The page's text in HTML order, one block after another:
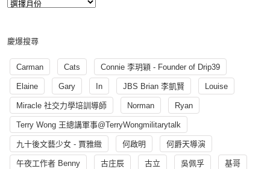
慶爆搜尋
Carman Cats Connie 李玥穎 - Founder of Drip39
Elaine Gary In JBS Brian 李凱賢 Louise
Miracle 社交力學培訓導師 Norman Ryan
Terry Wong 王總講軍事@TerryWongmilitarytalk
九十後文藝少女 - 賈雅緻 何啟明 何爵天導演
午夜工作者 Benny 古庄辰 古立 吳佩孚 基哥